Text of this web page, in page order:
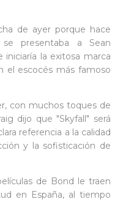
de ayer porque hace
presentaba a Sean
la exitosa marca
el escocés más famoso
con muchos toques de
dijo que "Skyfall" será
referencia a la calidad
y la sofisticación de
de Bond le traen
en España, al tiempo